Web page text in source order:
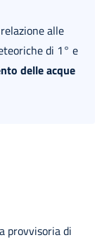
alle
di 1° e
delle acque
provvisoria di